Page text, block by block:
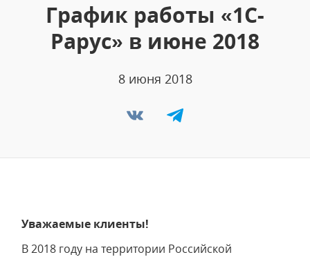
График работы «1С-
Рарус» в июне 2018
8 июня 2018
Уважаемые клиенты!
В 2018 году на территории Российской